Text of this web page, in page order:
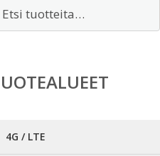
4G / LTE